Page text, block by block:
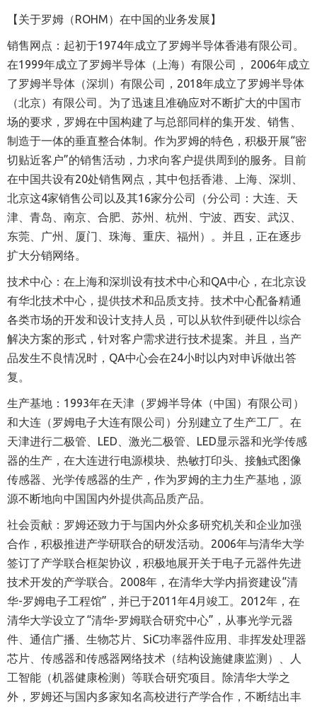
【关于罗姆（ROHM）在中国的业务发展】
销售网点：起初于1974年成立了罗姆半导体香港有限公司。
在1999年成立了罗姆半导体（上海）有限公司， 2006年成立
了罗姆半导体（深圳）有限公司， 2018年成立了罗姆半导体
（北京）有限公司。为了迅速且准确应对不断扩大的中国市
场的要求，罗姆在中国构建了与总部同样的集开发、销售、
制造于一体的垂直整合体制。作为罗姆的特色，积极开展“密
切贴近客户”的销售活动，力求向客户提供周到的服务。目前
在中国共设有20处销售网点，其中包括香港、上海、深圳、
北京这4家销售公司以及其16家分公司（分公司：大连、天
津、青岛、南京、合肥、苏州、杭州、宁波、西安、武汉、
东莞、广州、厦门、珠海、重庆、福州）。并且，正在逐步
扩大分销网络。
技术中心：在上海和深圳设有技术中心和QA中心，在北京设
有华北技术中心，提供技术和品质支持。技术中心配备精通
各类市场的开发和设计支持人员，可以从软件到硬件以综合
解决方案的形式，针对客户需求进行技术提案。并且，当产
品发生不良情况时， QA中心会在24小时以内对申诉做出答
复。
生产基地： 1993年在天津（罗姆半导体（中国）有限公司）
和大连（罗姆电子大连有限公司）分别建立了生产工厂。在
天津进行二极管、
LED 、激光二极管、 LED显示器和光学传感
器的生产，在大连进行电源模块、热敏打印头、接触式图像
传感器、光学传感器的生产，作为罗姆的主力生产基地，源
源不断地向中国国内外提供高品质产品。
社会贡献：罗姆还致力于与国内外众多研究机关和企业加强
合作，积极推进产学研联合的研发活动。 2006年与清华大学
签订了产学联合框架协议，积极地展开关于电子元器件先进
技术开发的产学联合。 2008年，在清华大学内捐资建设“清
华-罗姆电子工程馆” ，并已于2011 年4月竣工。 2012年，在
清华大学设立了“清华-罗姆联合研究中心” ，从事光学元器
件、通信广播、生物芯片、 SiC功率器件应用、非挥发处理器
芯片、传感器和传感器网络技术（结构设施健康监测）、人
工智能（机器健康检测）等联合研究项目。除清华大学之
外，罗姆还与国内多家知名高校进行产学合作，不断结出丰